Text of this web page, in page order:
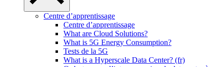
Centre d’apprentissage
Centre d’apprentissage
What are Cloud Solutions?
What is 5G Energy Consumption?
Tests de la 5G
What is a Hyperscale Data Center? (fr)